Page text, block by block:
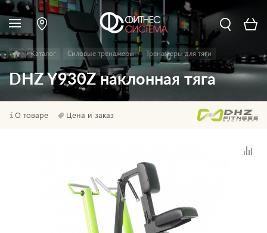
Каталог Силовые тренажеры Тренажеры для тяги
DHZ Y930Z наклонная тяга
О товаре Цена и заказ